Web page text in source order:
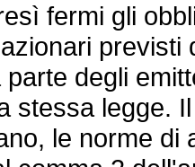
fermi gli
parte degli
stessa legge.
le norme di